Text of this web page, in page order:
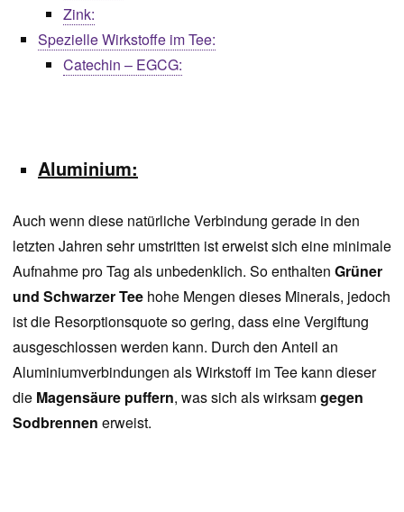
Zink:
Spezielle Wirkstoffe im Tee:
Catechin – EGCG:
Aluminium:
Auch wenn diese natürliche Verbindung gerade in den
letzten Jahren sehr umstritten ist erweist sich eine minimale
Aufnahme pro Tag als unbedenklich. So enthalten Grüner
und Schwarzer Tee hohe Mengen dieses Minerals, jedoch
ist die Resorptionsquote so gering, dass eine Vergiftung
ausgeschlossen werden kann. Durch den Anteil an
Aluminiumverbindungen als Wirkstoff im Tee kann dieser
die Magensäure puffern, was sich als wirksamgegen
Sodbrennen erweist.